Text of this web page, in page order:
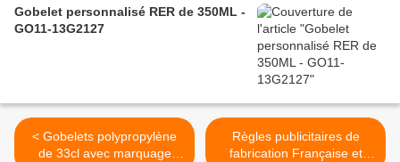
Gobelet personnalisé RER de 350ML -
GO11-13G2127
< Gobelets polypropylène
de 33cl avec marquage
Règles publicitaires de
fabrication Française et